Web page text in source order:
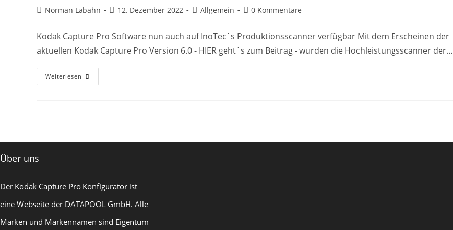
Beitrags-
Norman Labahn
Beitrag
12. Dezember 2022
Beitrags-
Allgemein
Beitrags-
0 Kommentare
Kodak Capture Pro Software nun auch auf InoTec´s Produktionsscanner verfügbar Mit dem Erscheinen der
aktuellen Kodak Capture Pro Version 6.0 - HIER geht´s zum Beitrag - wurden die Hochleistungsscanner der…
Weiterlesen InoTec
SCAMAX
Über uns
Der Kodak Capture Pro Konfigurator ist
eine Webseite der DATAPOOL GmbH. Alle
Marken und Markennamen sind Eigentum